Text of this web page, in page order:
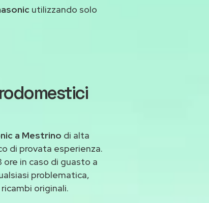
utilizzando solo
a Mestrino di alta
di provata esperienza.
in caso di guasto a
problematica,
originali.